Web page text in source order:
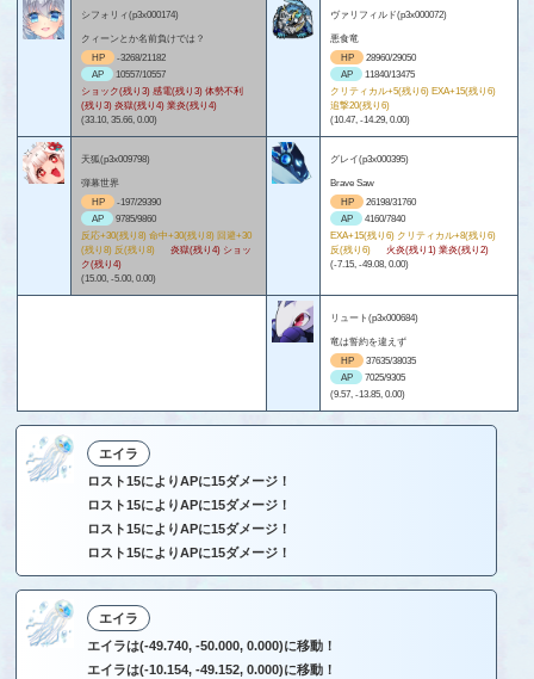
シフォリィ(p3x000174)
クィーンとか名前負けでは？
HP
-3268/21182
AP
10557/10557
ショック(残り3) 感電(残り3) 体勢不利
(残り3) 炎獄(残り4) 業炎(残り4)
(33.10, 35.66, 0.00)
ヴァリフィルド(p3x000072)
悪食竜
HP
28960/29050
AP
11840/13475
クリティカル+5(残り6) EXA+15(残り6)
追撃20(残り6)
(10.47, -14.29, 0.00)
天狐(p3x009798)
弾幕世界
HP
-197/29390
AP
9785/9860
反応+30(残り8) 命中+30(残り8) 回避+30
(残り8) 反(残り8)
炎獄(残り4) ショッ
ク(残り4)
(15.00, -5.00, 0.00)
グレイ(p3x000395)
Brave Saw
HP
26198/31760
AP
4160/7840
EXA+15(残り6) クリティカル+8(残り6)
反(残り6)
火炎(残り1) 業炎(残り2)
(-7.15, -49.08, 0.00)
リュート(p3x000684)
竜は誓約を違えず
HP
37635/38035
AP
7025/9305
(9.57, -13.85, 0.00)
エイラ
ロスト15によりAPに15ダメージ！
ロスト15によりAPに15ダメージ！
ロスト15によりAPに15ダメージ！
ロスト15によりAPに15ダメージ！
エイラ
エイラは(-49.740, -50.000, 0.000)に移動！
エイラは(-10.154, -49.152, 0.000)に移動！